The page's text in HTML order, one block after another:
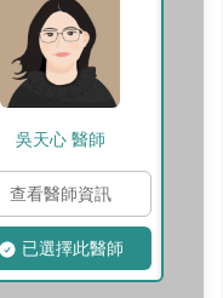
吳天心 醫師
查看醫師資訊
已選擇此醫師